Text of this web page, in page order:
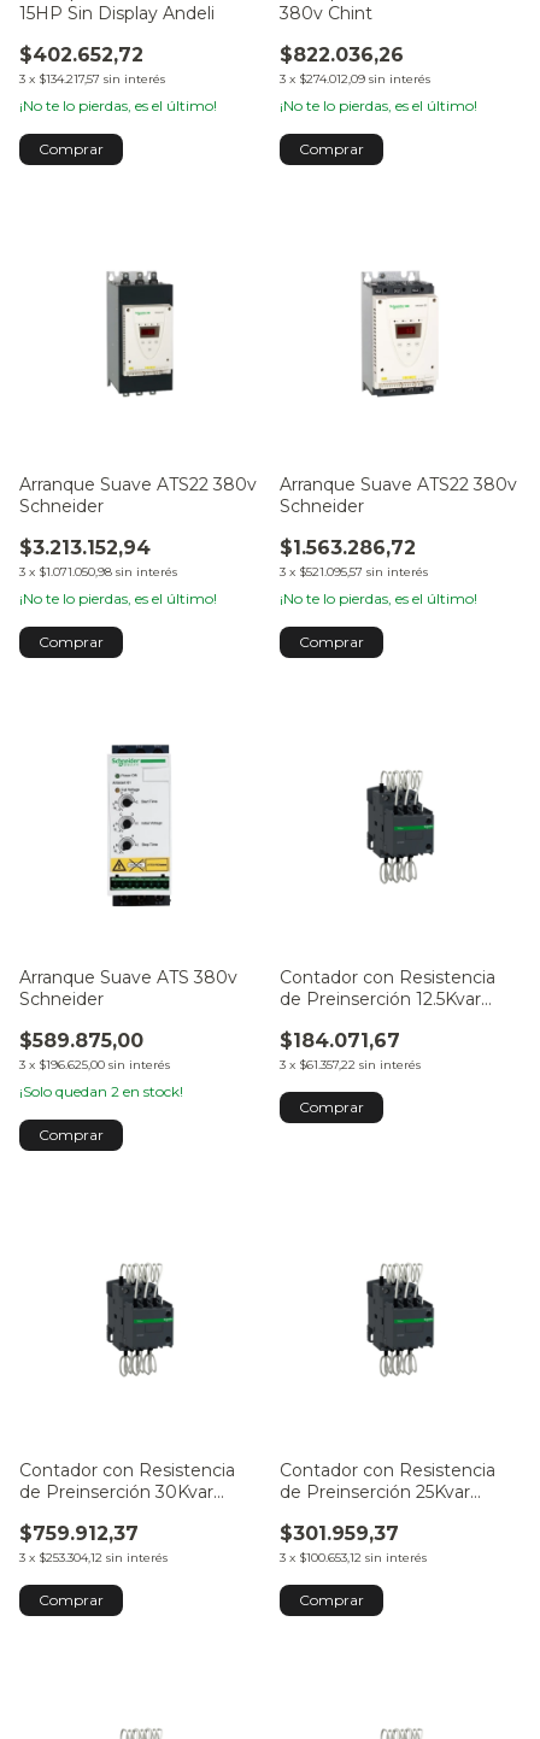
15HP Sin Display Andeli
$402.652,72
3 x $134.217,57 sin interés
¡No te lo pierdas, es el último!
Comprar
380v Chint
$822.036,26
3 x $274.012,09 sin interés
¡No te lo pierdas, es el último!
Comprar
Arranque Suave ATS22 380v
Schneider
$3.213.152,94
3 x $1.071.050,98 sin interés
¡No te lo pierdas, es el último!
Comprar
Arranque Suave ATS22 380v
Schneider
$1.563.286,72
3 x $521.095,57 sin interés
¡No te lo pierdas, es el último!
Comprar
Arranque Suave ATS 380v
Schneider
$589.875,00
3 x $196.625,00 sin interés
¡Solo quedan 2 en stock!
Comprar
Contador con Resistencia
de Preinserción 12.5Kvar
$184.071,67
3 x $61.357,22 sin interés
Contador con Resistencia
de Preinserción 30Kvar
$759.912,37
3 x $253.304,12 sin interés
Contador con Resistencia
de Preinserción 25Kvar
$301.959,37
3 x $100.653,12 sin interés